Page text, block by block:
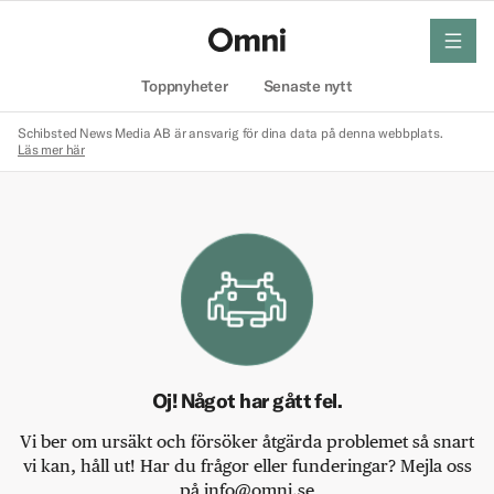
Toppnyheter Senaste nytt
meny
Schibsted News Media AB är ansvarig för dina data på denna webbplats.
Läs mer här
Oj! Något har gått fel.
Vi ber om ursäkt och försöker åtgärda problemet så snart
vi kan, håll ut! Har du frågor eller funderingar? Mejla oss